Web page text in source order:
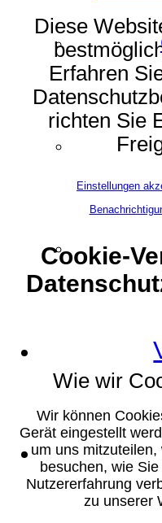
Diese
Erfahren
richten Sie
Einstellungen
Cookie-
Wie wir
Wir können
Gerät eingestellt
um uns
besuchen, wie
Nutzererfahrung
zu unserer